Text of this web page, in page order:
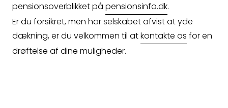
pensionsoverblikket på pensionsinfo.dk.
Er du forsikret, men har selskabet afvist at yde
dækning, er du velkommen til atkontakte os for en
drøftelse af dine muligheder.